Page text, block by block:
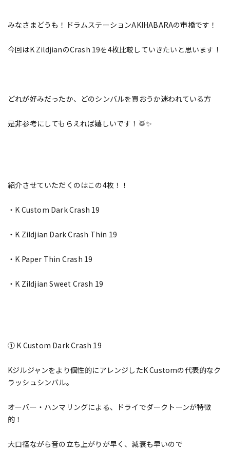
みなさまどうも！ドラムステーションAKIHABARAの市橋です！
今回はK ZildjianのCrash 19を4枚比較していきたいと思います！
どれが好みだったか、どのシンバルを買おうか迷われている方
是非参考にしてもらえれば嬉しいです！🥁✨
紹介させていただくのはこの4枚！！
・K Custom Dark Crash 19
・K Zildjian Dark Crash Thin 19
・K Paper Thin Crash 19
・K Zildjian Sweet Crash 19
① K Custom Dark Crash 19
Kジルジャンをより個性的にアレンジしたK Customの代表的なク
ラッシュシンバル。
オーバー・ハンマリングによる、ドライでダークトーンが特徴
的！
大口径ながら音の立ち上がりが早く、減衰も早いので